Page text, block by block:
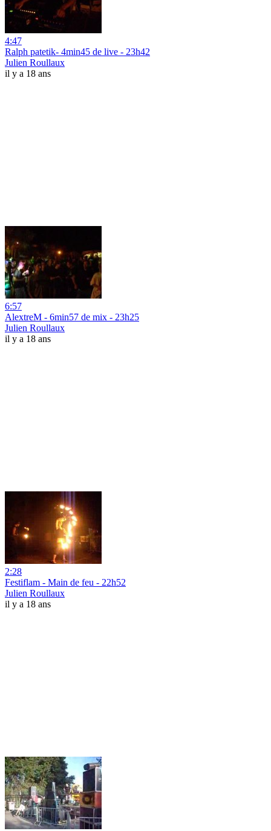
4:47
Ralph patetik- 4min45 de live - 23h42
Julien Roullaux
il y a 18 ans
6:57
AlextreM - 6min57 de mix - 23h25
Julien Roullaux
il y a 18 ans
2:28
Festiflam - Main de feu - 22h52
Julien Roullaux
il y a 18 ans